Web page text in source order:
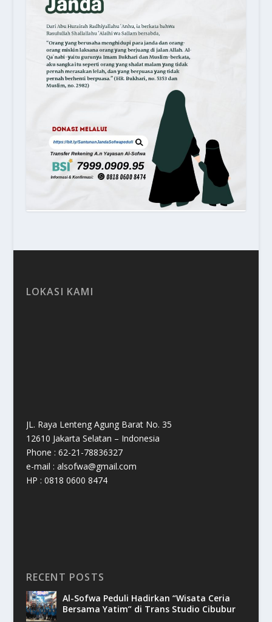
LOKASI KAMI
JL. Raya Lenteng Agung Barat No. 35
12610 Jakarta Selatan – Indonesia
Phone : 62-21-78836327
e-mail : alsofwa@gmail.com
HP : 0818 0600 8474
RECENT POSTS
Al-Sofwa Peduli Hadirkan “Wisata Ceria
Bersama Yatim” di Trans Studio Cibubur